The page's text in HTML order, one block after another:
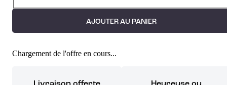
AJOUTER AU PANIER
Chargement de l'offre en cours...